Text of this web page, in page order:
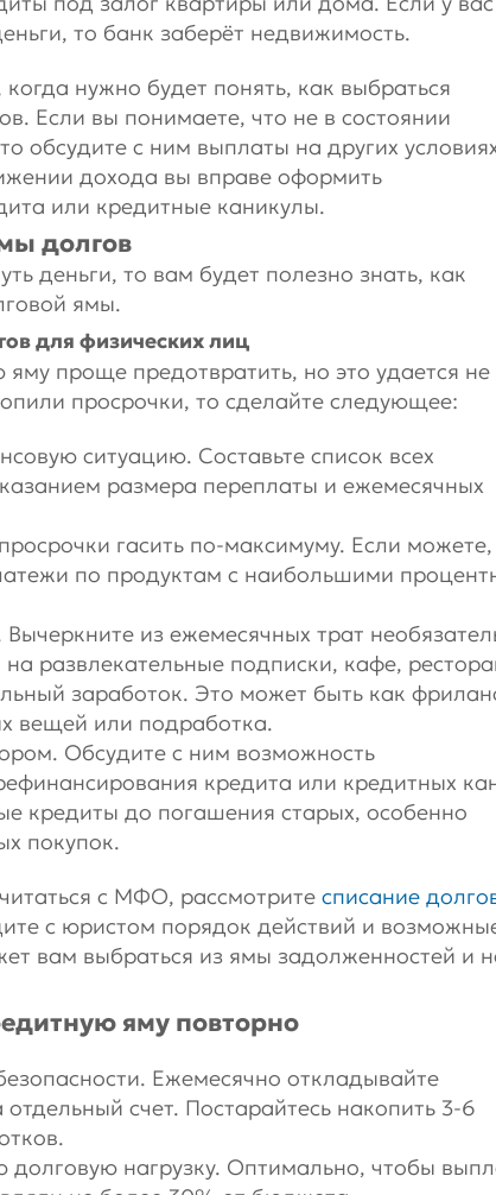
то банк заберёт недвижимость.
нужно будет понять, как выбраться
Если вы понимаете, что не в состоянии
обсудите с ним выплаты на других
дохода вы вправе оформить
или кредитные каникулы.
долгов
деньги, то вам будет полезно знать, как
ямы.
для физических лиц
проще предотвратить, но это удается не
просрочки, то сделайте следующее:
ситуацию. Составьте список всех
размера переплаты и ежемесячных
гасить по-максимуму. Если можете,
по продуктам с наибольшими
из ежемесячных трат
развлекательные подписки, кафе,
заработок. Это может быть как
вещей или подработка.
Обсудите с ним возможность
кредита или кредитных
кредиты до погашения старых, особенно
покупок.
с МФО, рассмотрите списание
с юристом порядок действий и
вам выбраться из ямы задолженностей и
яму повторно
Ежемесячно откладывайте
счет. Постарайтесь накопить 3-6
долговую нагрузку. Оптимально, чтобы